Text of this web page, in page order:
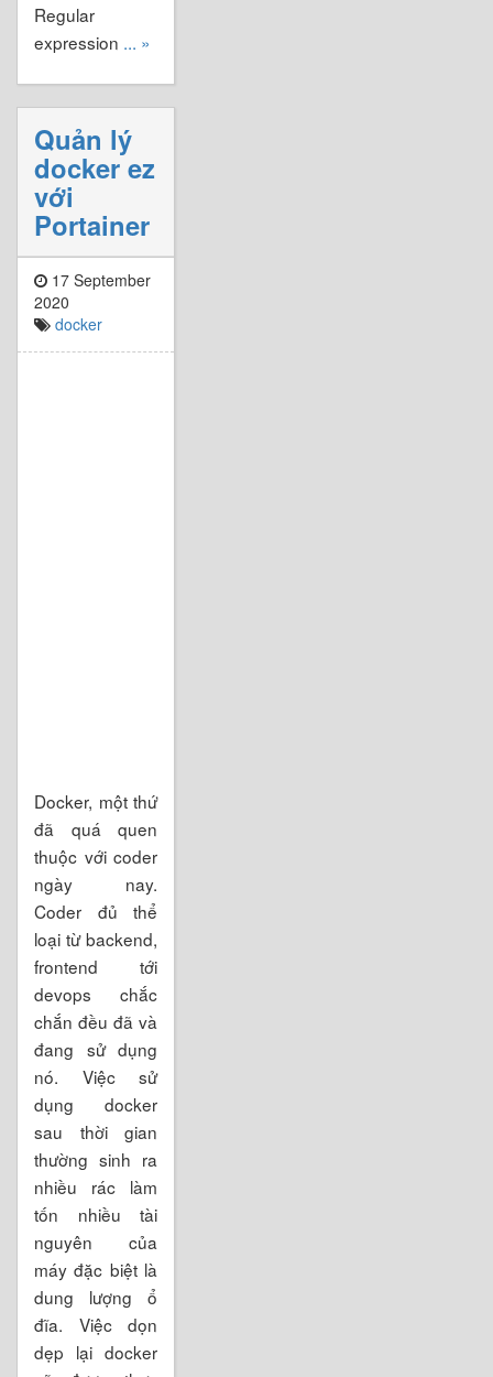
Regular
expression ... »
Quản lý
docker ez
với
Portainer
17 September
2020
docker
Docker, một thứ
đã quá quen
thuộc với coder
ngày nay.
Coder đủ thể
loại từ backend,
frontend tới
devops chắc
chắn đều đã và
đang sử dụng
nó. Việc sử
dụng docker
sau thời gian
thường sinh ra
nhiều rác làm
tốn nhiều tài
nguyên của
máy đặc biệt là
dung lượng ổ
đĩa. Việc dọn
dẹp lại docker